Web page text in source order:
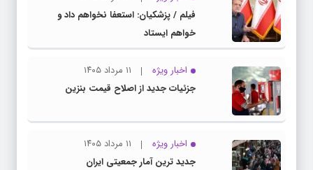
فیلم / پزشکیان: استعفا نخواهم داد و
خواهم ایستاد
اخبار ویژه
۱۱ مرداد ۱۴۰۵
جزئیات جدید از اصلاح قیمت بنزین
اخبار ویژه
۱۱ مرداد ۱۴۰۵
جدید ترین آمار جمعیتی ایران